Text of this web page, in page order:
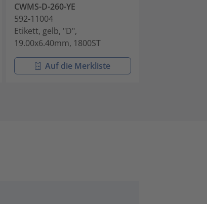
CWMS-D-260-YE
592-11004
Etikett, gelb, "D",
19.00x6.40mm, 1800ST
Auf die Merkliste